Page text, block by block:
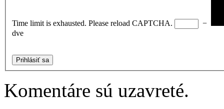
Time limit is exhausted. Please reload CAPTCHA.
−
dve
Prihlásiť sa
Komentáre sú uzavreté.